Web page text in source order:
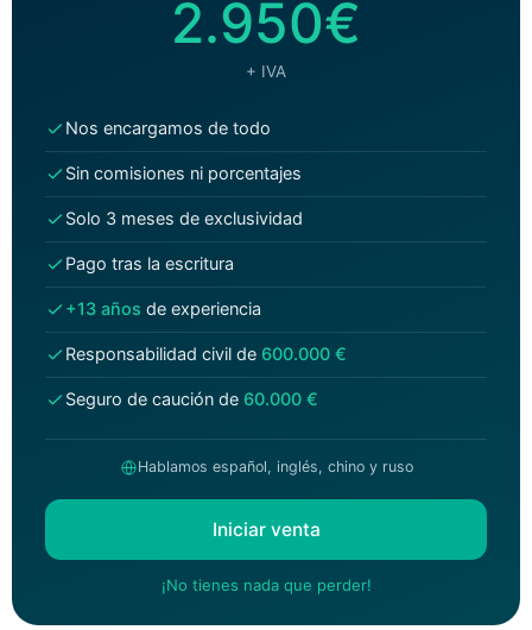
2.950€
+ IVA
Nos encargamos de todo
Sin comisiones ni porcentajes
Solo 3 meses de exclusividad
Pago tras la escritura
+13 años de experiencia
Responsabilidad civil de 600.000 €
Seguro de caución de 60.000 €
Hablamos español, inglés, chino y ruso
Iniciar venta
¡No tienes nada que perder!